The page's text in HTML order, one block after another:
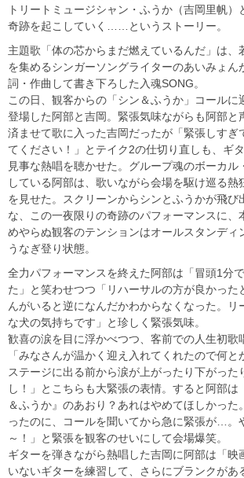
トリートミュージシャン・ふうか（吉岡里帆）
奇跡を起こしていく……というストーリー。
主題歌「体の芯からまだ燃えているんだ」は、
を集めるシンガーソングライターのあいみょん
詞・作曲して書き下ろした入魂SONG。
この日、観客からの「シン＆ふうか」コールに
登場した阿部と吉岡。緊張気味ながらも阿部と
済ませて歌に入った吉岡だったが「緊張しす
てください！」とテイク2の仕切り直しも、ギ
見事な熱唱を聴かせた。グループ魂のボーカル
している阿部は、歌いながら会場を駆け巡る熱
を見せた。スクリーンからシンとふうかが飛び
な、この一夜限りの奇跡のパフォーマンスに、
めやらぬ観客のテンションはオールスタンディ
うなぎ登り状態。
全力パフォーマンスを終えた阿部は「冒頭1分
た」と笑わせつつ「リハーサルの方が良かった
んがいると逆になんだかわからなくなった。リ
な犬の気持ちです」と珍しく緊張気味。
歓喜の涙を目に浮かべつつ、客前での人生初歌
「みなさんが温かく迎え入れてくれたので何と
ステージに出る前から涙が上がったり下がっ
し！」とこちらも大緊張の表情。すると阿部は
＆ふうか』のあおり？あれはやめてほしかった
ったのに、コールを聞いてから急に緊張が…。
～！」と緊張を観客のせいにして会場爆笑。
ギターを弾きながら熱唱した吉岡に阿部は「映
いないギターを練習して、さらにブランクがあ